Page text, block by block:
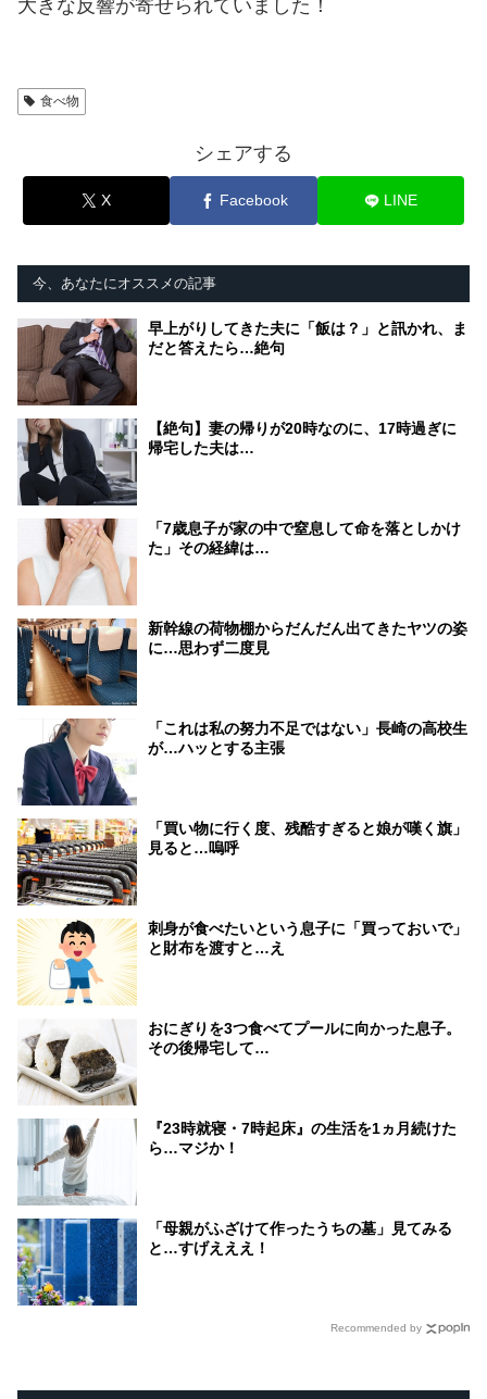
大きな反響が寄せられていました！
食べ物
シェアする
X Facebook LINE
今、あなたにオススメの記事
早上がりしてきた夫に「飯は？」と訊かれ、ま
だと答えたら…絶句
【絶句】妻の帰りが20時なのに、17時過ぎに
帰宅した夫は…
「7歳息子が家の中で窒息して命を落としかけ
た」その経緯は…
新幹線の荷物棚からだんだん出てきたヤツの姿
に…思わず二度見
「これは私の努力不足ではない」長崎の高校生
が…ハッとする主張
「買い物に行く度、残酷すぎると娘が嘆く旗」
見ると…嗚呼
刺身が食べたいという息子に「買っておいで」
と財布を渡すと…え
おにぎりを3つ食べてプールに向かった息子。
その後帰宅して…
『23時就寝・7時起床』の生活を1ヵ月続けた
ら…マジか！
「母親がふざけて作ったうちの墓」見てみる
と…すげえええ！
Recommended by